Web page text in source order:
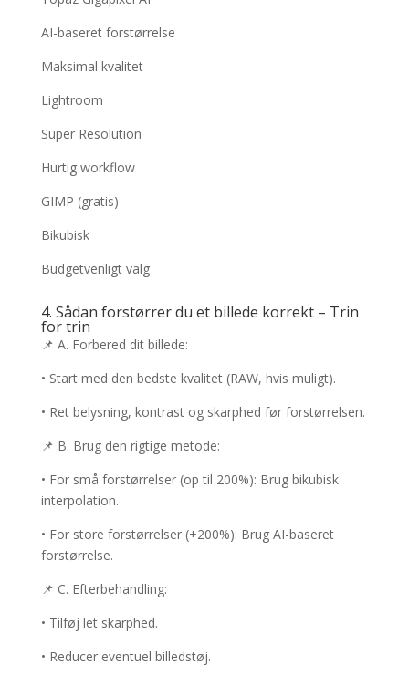
AI-baseret forstørrelse
Maksimal kvalitet
Lightroom
Super Resolution
Hurtig workflow
GIMP (gratis)
Bikubisk
Budgetvenligt valg
4. Sådan forstørrer du et billede korrekt – Trin
for trin
📌 A. Forbered dit billede:
• Start med den bedste kvalitet (RAW, hvis muligt).
• Ret belysning, kontrast og skarphed før forstørrelsen.
📌 B. Brug den rigtige metode:
• For små forstørrelser (op til 200%): Brug bikubisk
interpolation.
• For store forstørrelser (+200%): Brug AI-baseret
forstørrelse.
📌 C. Efterbehandling:
• Tilføj let skarphed.
• Reducer eventuel billedstøj.